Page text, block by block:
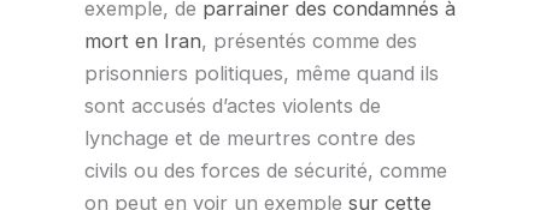
exemple, de parrainer des condamnés à
mort en Iran, présentés comme des
prisonniers politiques, même quand ils
sont accusés d’actes violents de
lynchage et de meurtres contre des
civils ou des forces de sécurité, comme
on peut en voir un exemple sur cette